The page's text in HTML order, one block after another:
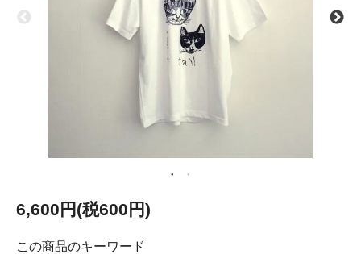
6,600円(税600円)
この商品のキーワード